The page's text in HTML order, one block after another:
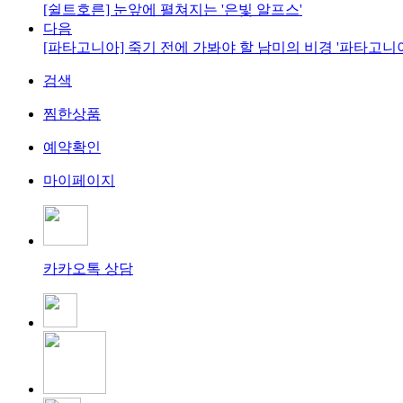
[쉴트호른] 눈앞에 펼쳐지는 '은빛 알프스'
다음
[파타고니아] 죽기 전에 가봐야 할 남미의 비경 '파타고니
검색
찜한상품
예약확인
마이페이지
카카오톡 상담